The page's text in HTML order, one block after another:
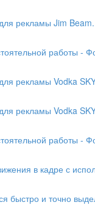
рекламы Jim
работы -
рекламы Vodka
рекламы Vodka
работы -
в кадре с
быстро и точно